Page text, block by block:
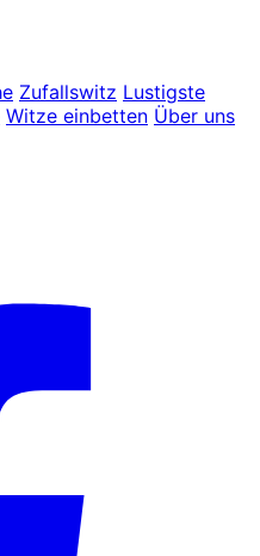
Zufallswitz Lustigste
Witze einbetten Über uns